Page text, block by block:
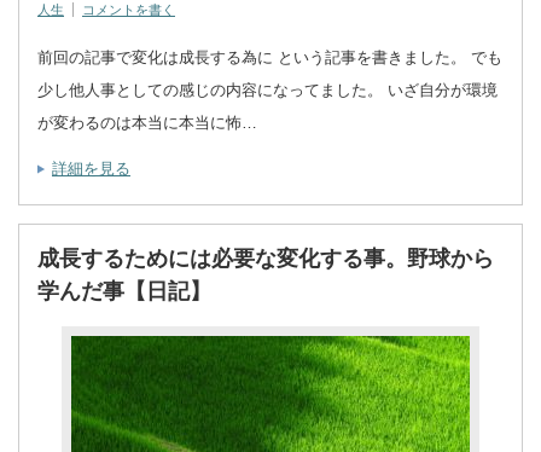
人生 コメントを書く
前回の記事で変化は成長する為に という記事を書きました。 でも
少し他人事としての感じの内容になってました。 いざ自分が環境
が変わるのは本当に本当に怖…
詳細を見る
成長するためには必要な変化する事。野球から
学んだ事【日記】